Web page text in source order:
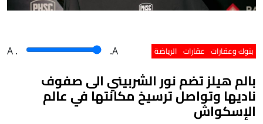
بنوك وعقارات عقارات الرياضة A . .A
بالم هيلز تضم نور الشربيني الى صفوف
ناديها وتواصل ترسيخ مكانتها في عالم
الإسكواش